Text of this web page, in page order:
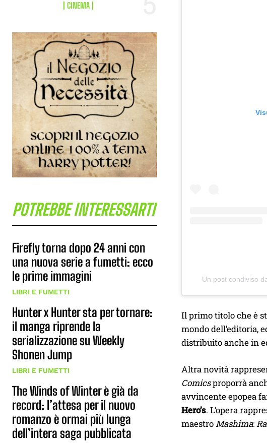
CINEMA
POTREBBE INTERESSARTI
Firefly torna dopo 24 anni con
una nuova serie a fumetti: ecco
le prime immagini
LIBRI E FUMETTI
Hunter x Hunter sta per tornare:
il manga riprende la
serializzazione su Weekly
Shonen Jump
LIBRI E FUMETTI
The Winds of Winter è già da
record: l’attesa per il nuovo
romanzo è ormai più lunga
dell’intera saga pubblicata
Un post condiviso
Il primo titolo che è
mondo dell’editoria,
distribuito anche in
Altra novità
Comicsproporrà
avvincente epopea
Hero’s. L’opera
maestro Mashima: